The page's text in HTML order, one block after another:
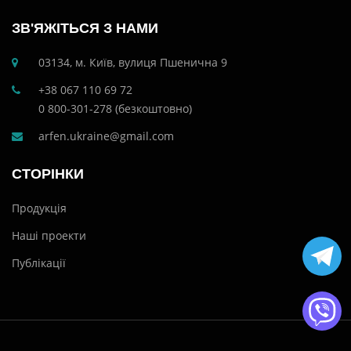
ЗВ'ЯЖІТЬСЯ З НАМИ
03134, м. Київ, вулиця Пшенична 9
+38 067 110 69 72
0 800-301-278 (безкоштовно)
arfen.ukraine@gmail.com
СТОРІНКИ
Продукція
Наші проекти
Публікації